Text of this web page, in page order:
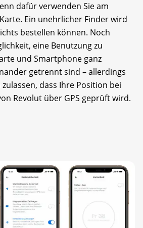
dafür verwenden Sie am
Ein unehrlicher Finder wird
bestellen können. Noch
eine Benutzung zu
und Smartphone ganz
getrennt sind – allerdings
dass Ihre Position bei
Revolut über GPS geprüft wird.